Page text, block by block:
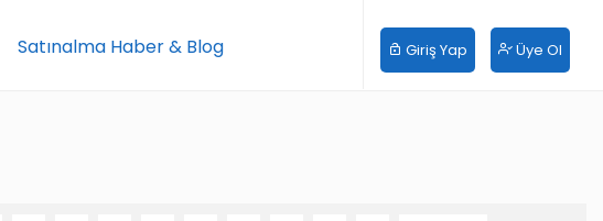
Satınalma Haber & Blog Giriş Yap Üye Ol